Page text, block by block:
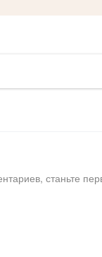
станьте